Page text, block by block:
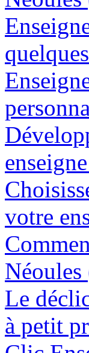
votre
Le
à petit